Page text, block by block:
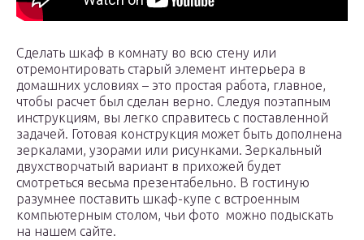
Сделать шкаф в комнату во всю стену или
отремонтировать старый элемент интерьера в
домашних условиях – это простая работа, главное,
чтобы расчет был сделан верно. Следуя поэтапным
инструкциям, вы легко справитесь с поставленной
задачей. Готовая конструкция может быть дополнена
зеркалами, узорами или рисунками. Зеркальный
двухстворчатый вариант в прихожей будет
смотреться весьма презентабельно. В гостиную
разумнее поставить шкаф-купе с встроенным
компьютерным столом, чьи фото можно подыскать
на нашем сайте.